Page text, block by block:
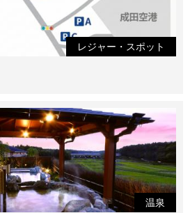
レジャー・スポット
温泉